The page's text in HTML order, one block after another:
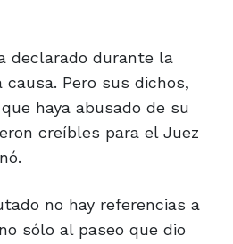
declarado durante la
Pero sus dichos,
haya abusado de su
creíbles para el Juez
no hay referencias a
sólo al paseo que dio